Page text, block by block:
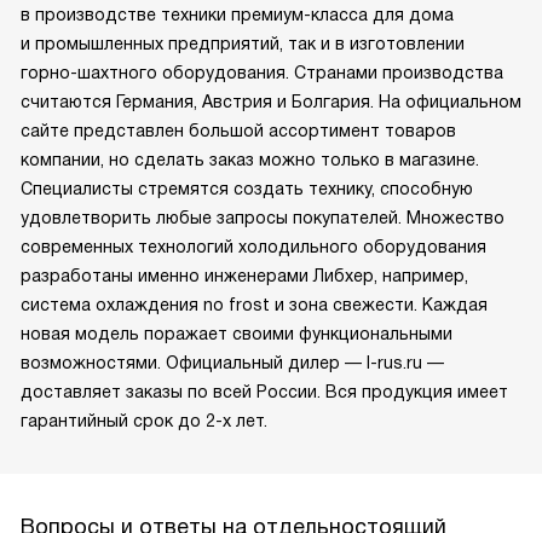
в производстве техники премиум-класса для дома
и промышленных предприятий, так и в изготовлении
горно-шахтного оборудования. Странами производства
считаются Германия, Австрия и Болгария. На официальном
сайте представлен большой ассортимент товаров
компании, но сделать заказ можно только в магазине.
Специалисты стремятся создать технику, способную
удовлетворить любые запросы покупателей. Множество
современных технологий холодильного оборудования
разработаны именно инженерами Либхер, например,
система охлаждения no frost и зона свежести. Каждая
новая модель поражает своими функциональными
возможностями. Официальный дилер — l-rus.ru —
доставляет заказы по всей России. Вся продукция имеет
гарантийный срок до 2-х лет.
Вопросы и ответы на отдельностоящий